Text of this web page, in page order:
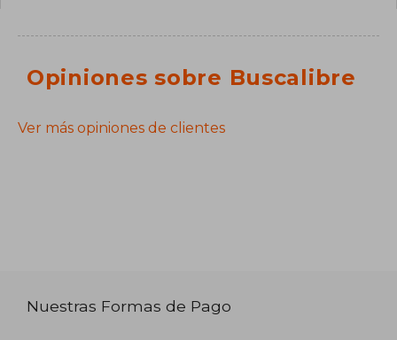
Opiniones sobre Buscalibre
Ver más opiniones de clientes
Nuestras Formas de Pago